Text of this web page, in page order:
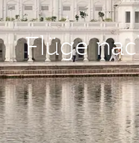
Flüge